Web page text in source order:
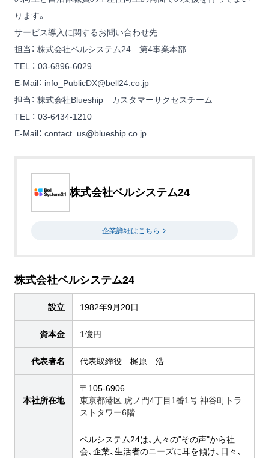
ります。
サービス導入に関するお問い合わせ先
担当： 株式会社ベルシステム24 第4事業本部
TEL ： 03-6896-6029
E-Mail： info_PublicDX@bell24.co.jp
担当： 株式会社Blueship カスタマーサクセスチーム
TEL ： 03-6434-1210
E-Mail： contact_us@blueship.co.jp
株式会社ベルシステム24
企業詳細はこちら
株式会社ベルシステム24
設立 1982年9月20日
資本金 1億円
代表者名 代表取締役 梶原 浩
本社所在地
〒 105-6906
東京都港区 虎ノ門4丁目1番1号 神谷町トラ
ストタワー6階
ベルシステム24は、人々の"その声"から社
会、企業、生活者のニーズに耳を傾け、日々、